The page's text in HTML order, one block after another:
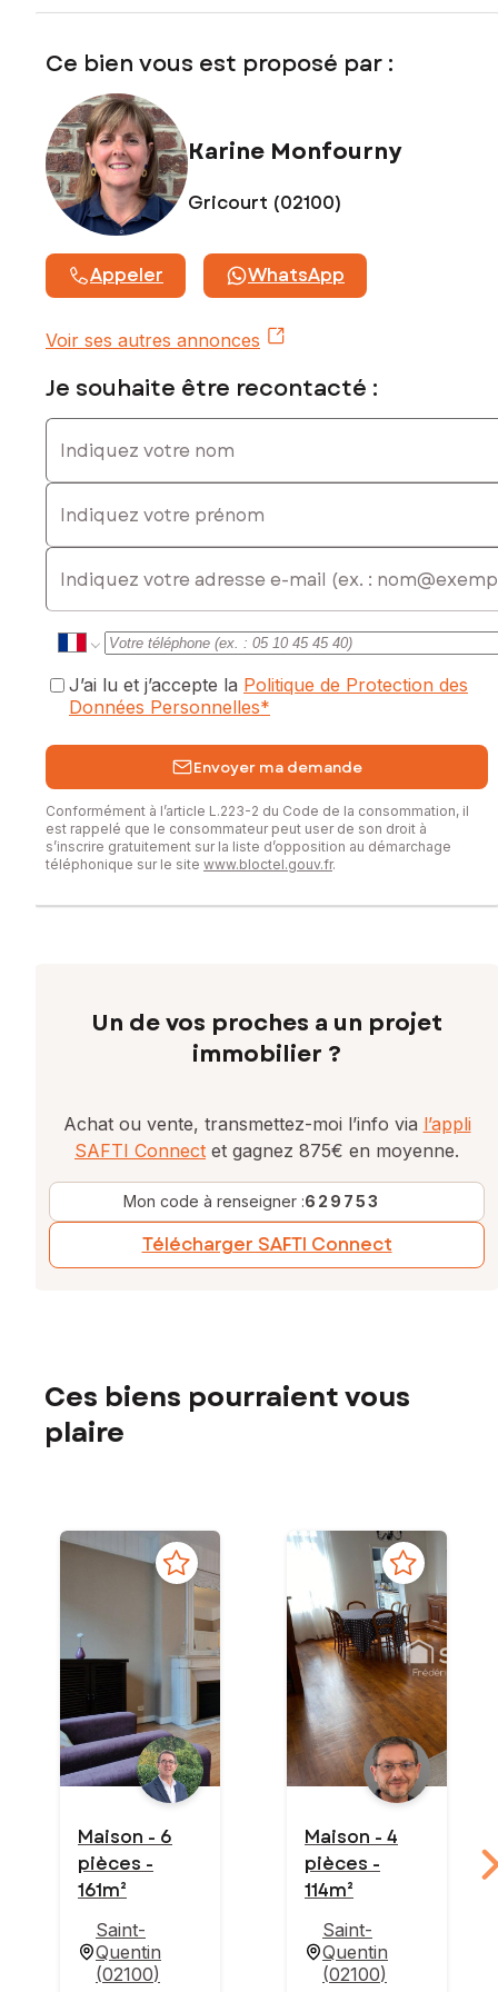
Agent commercial immatriculé au RSAC de SAINT-QUENTIN
sous le numéro 847 721 511
Ce bien vous est proposé par :
Karine Monfourny
Gricourt (02100)
Appeler WhatsApp
Voir ses autres annonces
Je souhaite être recontacté :
Indiquez votre nom
Indiquez votre prénom
E-mail
J’ai lu et j’accepte la Politique de Protection des
Données Personnelles*
Envoyer ma demande
Conformément à l’article L.223-2 du Code de la consommation, il
est rappelé que le consommateur peut user de son droit à
s’inscrire gratuitement sur la liste d’opposition au démarchage
téléphonique sur le site www.bloctel.gouv.fr.
Un de vos proches a un projet
immobilier ?
Achat ou vente, transmettez-moi l’info via l’appli
SAFTI Connect et gagnez 875€ en moyenne.
Mon code à renseigner :629753
Télécharger SAFTI Connect
Ces biens pourraient vous
plaire
Maison - 6
pièces -
161m²
Saint-
Quentin
(02100)
Maison - 4
pièces -
114m²
Saint-
Quentin
(02100)